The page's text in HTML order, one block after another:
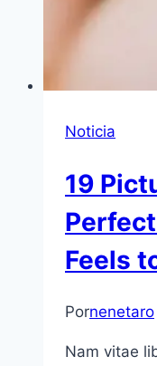
Noticia
19
Feels
Pornenetaro
Nam vitae